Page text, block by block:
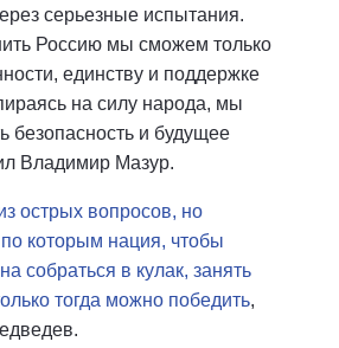
серьезные испытания.
Россию мы сможем только
единству и поддержке
на силу народа, мы
безопасность и будущее
Владимир Мазур.
острых вопросов, но
которым нация, чтобы
собраться в кулак, занять
тогда можно победить,